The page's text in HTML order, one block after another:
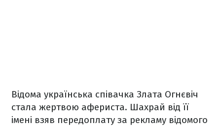
Відома українська співачка Злата Огнєвіч
стала жертвою афериста. Шахрай від її
імені взяв передоплату за рекламу відомого